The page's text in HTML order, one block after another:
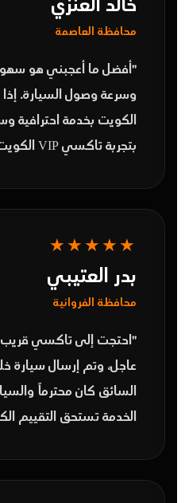
خالد العنزي
محافظة العاصمة
"أفضل ما أعجبني هو
وسرعة وصول السيارة.
الكويت بخدمة احترافية
بتجربة تاكسي VIP الكويت."
★★★★★
بدر العتيبي
محافظة الفروانية
"احتجت إلىتاكسي
عاجل، وتم إرسال سيارة
السائق كان محترماً
الخدمة تستحق التقييم